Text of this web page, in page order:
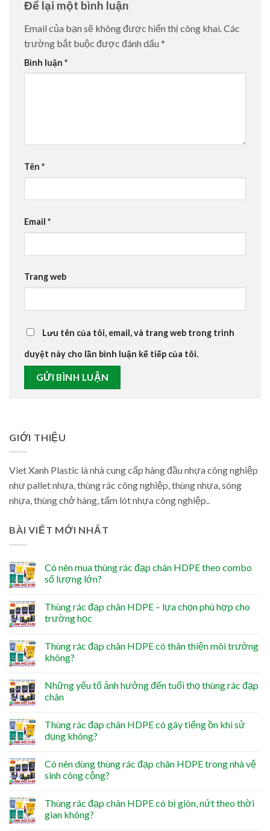
Để lại một bình luận
Email của bạn sẽ không được hiển thị công khai. Các
trường bắt buộc được đánh dấu *
Bình luận *
Tên *
Email *
Trang web
Lưu tên của tôi, email, và trang web trong trình
duyệt này cho lần bình luận kế tiếp của tôi.
GIỚI THIỆU
Viet Xanh Plastic là nhà cung cấp hàng đầu nhựa công nghiệp
như pallet nhựa, thùng rác công nghiệp, thùng nhựa, sóng
nhựa, thùng chở hàng, tấm lót nhựa công nghiệp..
BÀI VIẾT MỚI NHẤT
Có nên mua thùng rác đạp chân HDPE theo combo
số lượng lớn?
Thùng rác đạp chân HDPE – lựa chọn phù hợp cho
trường học
Thùng rác đạp chân HDPE có thân thiện môi trường
không?
Những yếu tố ảnh hưởng đến tuổi thọ thùng rác đạp
chân
Thùng rác đạp chân HDPE có gây tiếng ồn khi sử
dụng không?
Có nên dùng thùng rác đạp chân HDPE trong nhà vệ
sinh công cộng?
Thùng rác đạp chân HDPE có bị giòn, nứt theo thời
gian không?